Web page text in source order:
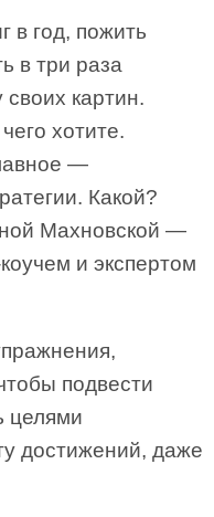
в год, пожить
в три раза
картин.
хотите.
—
Какой?
Махновской —
и экспертом
подвести
целями
достижений, даже